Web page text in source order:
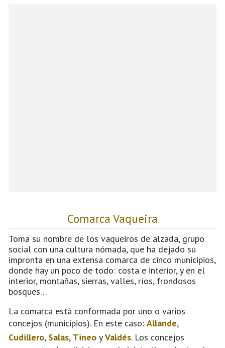
Comarca Vaqueira
Toma su nombre de los vaqueiros de alzada, grupo
social con una cultura nómada, que ha dejado su
impronta en una extensa comarca de cinco municipios,
donde hay un poco de todo: costa e interior, y en el
interior, montañas, sierras, valles, ríos, frondosos
bosques…
La comarca está conformada por uno o varios
concejos (municipios). En este caso: Allande,
Cudillero, Salas, Tineo yValdés. Los concejos